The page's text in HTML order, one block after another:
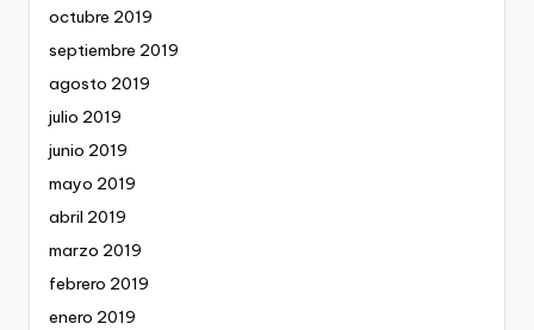
octubre 2019
septiembre 2019
agosto 2019
julio 2019
junio 2019
mayo 2019
abril 2019
marzo 2019
febrero 2019
enero 2019